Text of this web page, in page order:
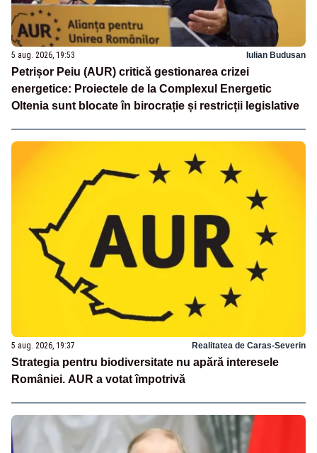
5 aug. 2026, 19:53 Iulian Budusan
Petrișor Peiu (AUR) critică gestionarea crizei
energetice: Proiectele de la Complexul Energetic
Oltenia sunt blocate în birocrație și restricții legislative
5 aug. 2026, 19:37 Realitatea de Caras-Severin
Strategia pentru biodiversitate nu apără interesele
României. AUR a votat împotrivă